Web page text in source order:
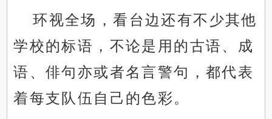
环视全场，看台边还有不少其他
学校的标语，不论是用的古语、成
语、俳句亦或者名言警句，都代表
着每支队伍自己的色彩。